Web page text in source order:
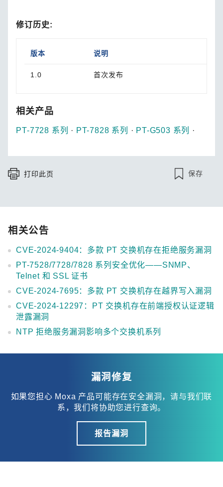
修订历史:
版本 说明
1.0 首次发布
相关产品
PT-7728 系列 · PT-7828 系列 · PT-G503 系列 ·
打印此页 保存
相关公告
CVE-2024-9404：多款 PT 交换机存在拒绝服务漏洞
PT-7528/7728/7828 系列安全优化——SNMP、
Telnet 和 SSL 证书
CVE-2024-7695：多款 PT 交换机存在越界写入漏洞
CVE-2024-12297：PT 交换机存在前端授权认证逻辑
泄露漏洞
NTP 拒绝服务漏洞影响多个交换机系列
漏洞修复
如果您担心 Moxa 产品可能存在安全漏洞，请与我们联
系，我们将协助您进行查询。
报告漏洞